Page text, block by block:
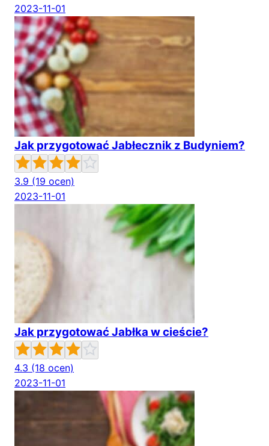
2023-11-01
Jak przygotować Jabłecznik z Budyniem?
3.9 (19 ocen)
2023-11-01
Jak przygotować Jabłka w cieście?
4.3 (18 ocen)
2023-11-01